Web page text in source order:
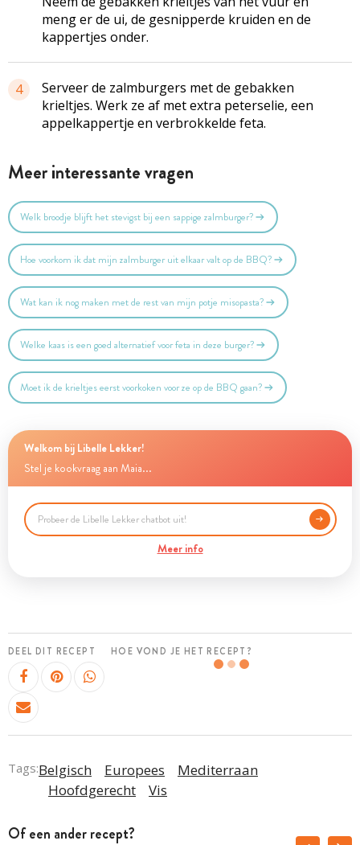
meng er de ui, de gesnipperde kruiden en de
kappertjes onder.
4
Serveer de zalmburgers met de gebakken
krieltjes. Werk ze af met extra peterselie, een
appelkappertje en verbrokkelde feta.
Meer interessante vragen
Welk broodje blijft het stevigst bij een sappige zalmburger?
Hoe voorkom ik dat mijn zalmburger uit elkaar valt op de BBQ?
Wat kan ik nog maken met de rest van mijn potje misopasta?
Welke kaas is een goed alternatief voor feta in deze burger?
Moet ik de krieltjes eerst voorkoken voor ze op de BBQ gaan?
Welkom bij Libelle Lekker!
Stel je kookvraag aan Maia...
Meer info
DEEL DIT RECEPT HOE VOND JE HET RECEPT?
Tags:Belgisch Europees
Mediterraan
Hoofdgerecht
Vis
Of een ander recept?